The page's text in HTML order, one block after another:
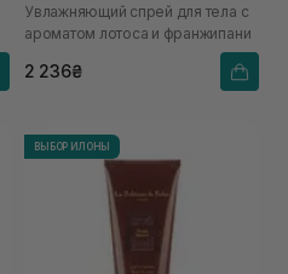
Frangipani Flower 200 мл
Увлажняющий спрей для тела с
ароматом лотоса и франжипани
2 236₴
ВЫБОР ИЛОНЫ